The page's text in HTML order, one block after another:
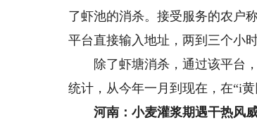
了虾池的消杀。接受服务的农户
平台直接输入地址，两到三个小
除了虾塘消杀，通过该平台，
统计，从今年一月到现在，在“i
河南：小麦灌浆期遇干热风